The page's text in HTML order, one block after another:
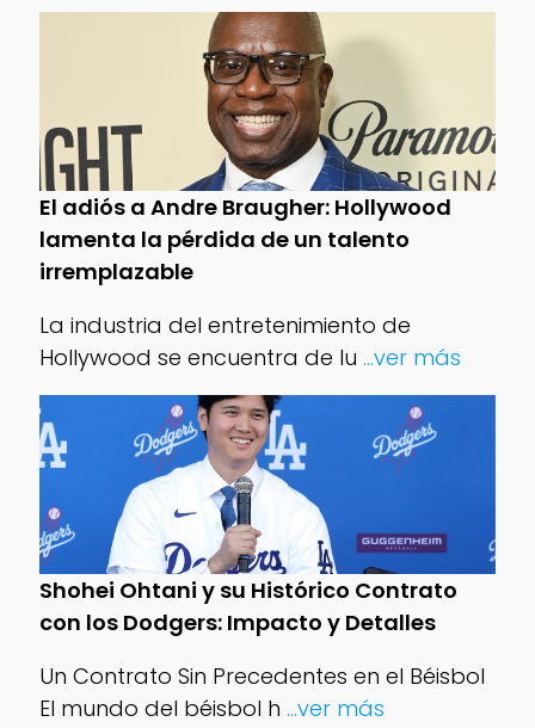
El adiós a Andre Braugher: Hollywood
lamenta la pérdida de un talento
irremplazable
La industria del entretenimiento de
Hollywood se encuentra de lu ...ver más
Shohei Ohtani y su Histórico Contrato
con los Dodgers: Impacto y Detalles
Un Contrato Sin Precedentes en el Béisbol
El mundo del béisbol h ...ver más